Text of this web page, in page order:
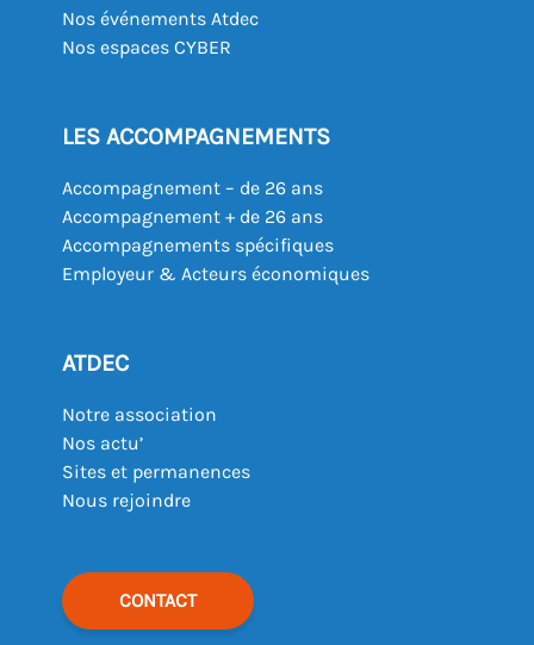
Nos événements Atdec
Nos espaces CYBER
LES ACCOMPAGNEMENTS
Accompagnement – de 26 ans
Accompagnement + de 26 ans
Accompagnements spécifiques
Employeur & Acteurs économiques
ATDEC
Notre association
Nos actu’
Sites et permanences
Nous rejoindre
CONTACT